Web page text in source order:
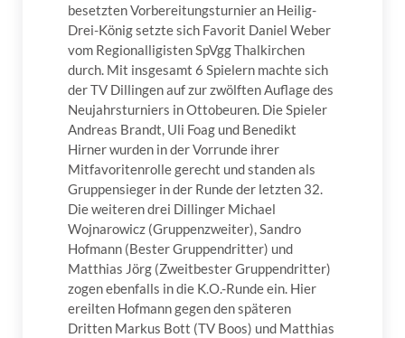
besetzten Vorbereitungsturnier an Heilig-
Drei-König setzte sich Favorit Daniel Weber
vom Regionalligisten SpVgg Thalkirchen
durch. Mit insgesamt 6 Spielern machte sich
der TV Dillingen auf zur zwölften Auflage des
Neujahrsturniers in Ottobeuren. Die Spieler
Andreas Brandt, Uli Foag und Benedikt
Hirner wurden in der Vorrunde ihrer
Mitfavoritenrolle gerecht und standen als
Gruppensieger in der Runde der letzten 32.
Die weiteren drei Dillinger Michael
Wojnarowicz (Gruppenzweiter), Sandro
Hofmann (Bester Gruppendritter) und
Matthias Jörg (Zweitbester Gruppendritter)
zogen ebenfalls in die K.O.-Runde ein. Hier
ereilten Hofmann gegen den späteren
Dritten Markus Bott (TV Boos) und Matthias